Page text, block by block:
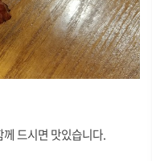
드시면 맛있습니다.